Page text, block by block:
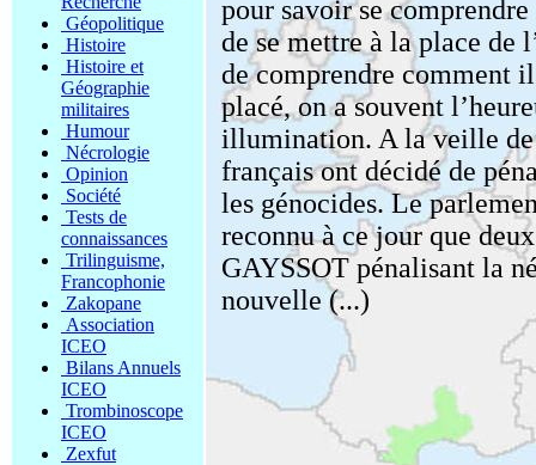
Géopolitique
Histoire
Histoire et
Géographie
militaires
Humour
Nécrologie
Opinion
Société
Tests de
connaissances
Trilinguisme,
Francophonie
Zakopane
Association
ICEO
Bilans Annuels
ICEO
Trombinoscope
ICEO
Zexfut
pour savoir se
de se mettre à la place de
de comprendre comment
placé, on a souvent
illumination. A la veille de
français ont décidé de
les génocides. Le
reconnu à ce jour que
GAYSSOT pénalisant la
nouvelle (...)